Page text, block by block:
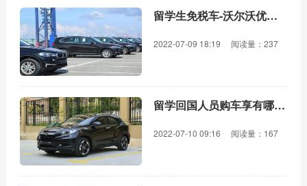
留学生免税车-沃尔沃优惠车型一览
2022-07-09 18:19 阅读量：237
留学回国人员购车享有哪些免税政策？
2022-07-10 09:16 阅读量：167